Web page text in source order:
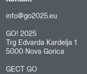
info@go2025.eu
GO! 2025
Trg Edvarda Kardelja 1
5000 Nova Gorica
GECT GO